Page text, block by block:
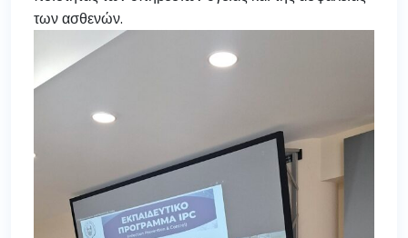
των ασθενών.